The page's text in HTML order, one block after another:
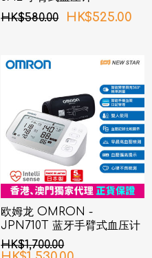
HK$580.00
HK$525.00
欧姆龙 OMRON -
JPN710T 蓝牙手臂式血压计
HK$1,700.00